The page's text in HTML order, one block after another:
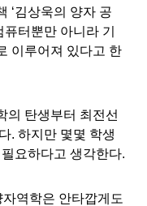
‘김상욱의 양자 공
퓨터뿐만 아니라 기
이루어져 있다고 한
의 탄생부터 최전선
. 하지만 몇몇 학생
요하다고 생각한다.
자역학은 안타깝게도